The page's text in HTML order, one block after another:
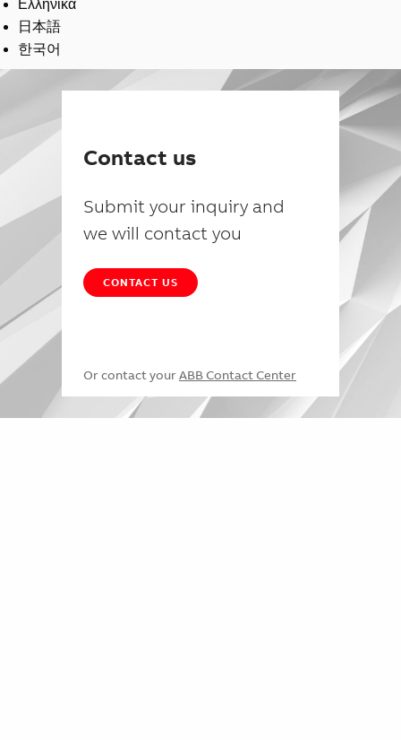
Ελληνικά
日本語
한국어
Contact us
Submit your inquiry and
we will contact you
CONTACT US
Or contact your ABB Contact Center